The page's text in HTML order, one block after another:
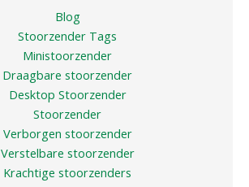
Blog
Stoorzender Tags
Ministoorzender
Draagbare stoorzender
Desktop Stoorzender
Stoorzender
Verborgen stoorzender
Verstelbare stoorzender
Krachtige stoorzenders